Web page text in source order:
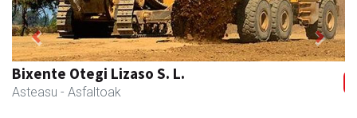
Bixente Otegi Lizaso S. L.
Asteasu - Asfaltoak
Previous Next